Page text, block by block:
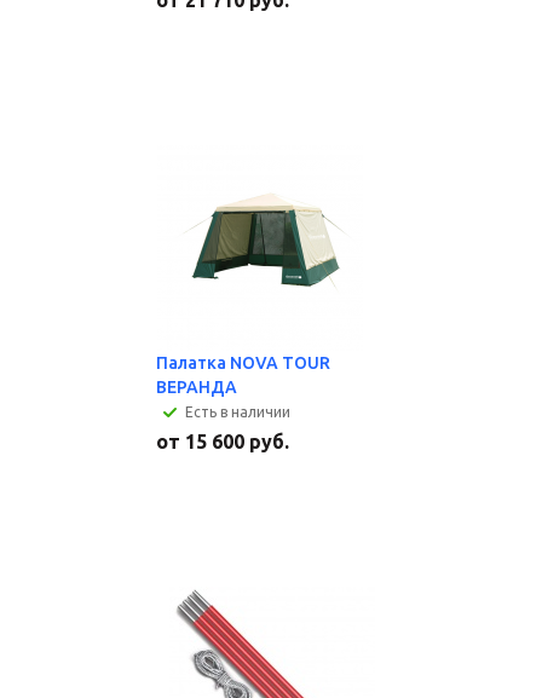
Палатка NOVA TOUR
ВЕРАНДА
Есть в наличии
от 15 600 руб.